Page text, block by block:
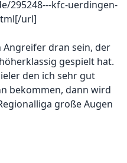
295248---kfc-uerdingen-
url]
Angreifer dran sein, der
gespielt hat.
den ich sehr gut
bekommen, dann wird
große Augen